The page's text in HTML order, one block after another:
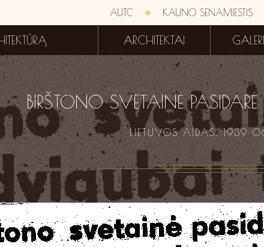
AUTC KAUNO SENAMIESTIS
ARCHITEKTAI
BIRŠTONO SVETAINĖ
LIETUVOS AIDAS. 1939